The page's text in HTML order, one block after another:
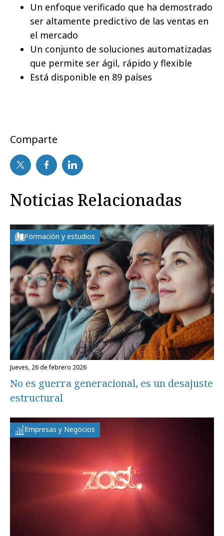
Un enfoque verificado que ha demostrado
ser altamente predictivo de las ventas en
el mercado
Un conjunto de soluciones automatizadas
que permite ser ágil, rápido y flexible
Está disponible en 89 países
Comparte
Noticias Relacionadas
Formación y estudios
jueves, 26 de febrero 2026
No es guerra generacional, es un desajuste
estructural
Empresas y Negocios